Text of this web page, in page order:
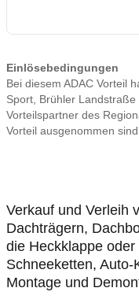
Einlösebedingungen
Bei diesem ADAC Vorteil
Sport, Brühler
Vorteilspartner des
Vorteil ausgenommen
Verkauf und Verleih
Dachträgern,
die Heckklappe
Schneeketten,
Montage und